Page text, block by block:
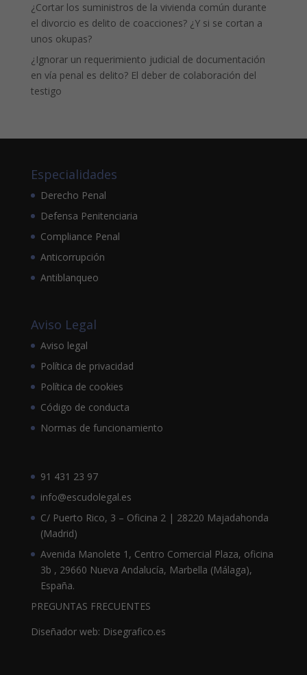
¿Cortar los suministros de la vivienda común durante
el divorcio es delito de coacciones? ¿Y si se cortan a
unos okupas?
¿Ignorar un requerimiento judicial de documentación
en vía penal es delito? El deber de colaboración del
testigo
Especialidades
Derecho Penal
Defensa Penitenciaria
Compliance Penal
Anticorrupción
Antiblanqueo
Aviso Legal
Aviso legal
Política de privacidad
Política de cookies
Código de conducta
Normas de funcionamiento
91 431 23 97
info@escudolegal.es
C/ Puerto Rico, 3 – Oficina 2 | 28220 Majadahonda
(Madrid)
Avenida Manolete 1, Centro Comercial Plaza, oficina
3b , 29660 Nueva Andalucía, Marbella (Málaga),
España.
PREGUNTAS FRECUENTES
Diseñador web: Disegrafico.es